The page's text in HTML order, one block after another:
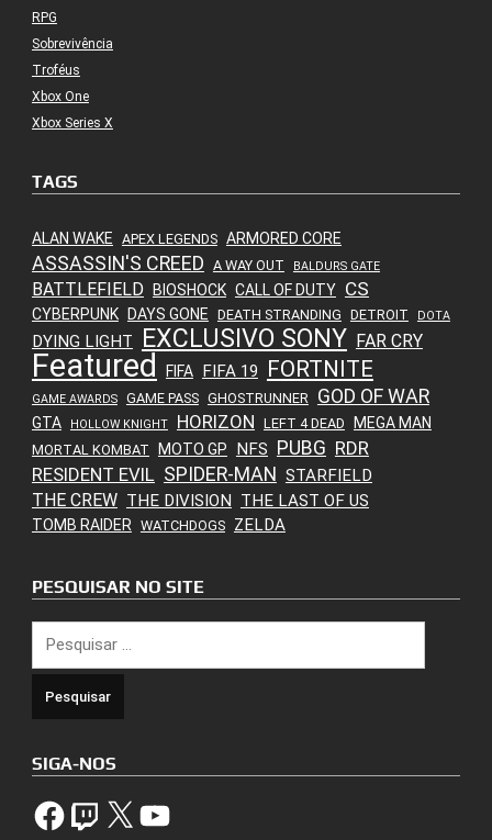
RPG
Sobrevivência
Troféus
Xbox One
Xbox Series X
TAGS
ALAN WAKE APEX LEGENDS ARMORED CORE
ASSASSIN'S CREED A WAY OUT BALDURS GATE
BATTLEFIELD BIOSHOCK CALL OF DUTY CS
CYBERPUNK DAYS GONE DEATH STRANDING DETROIT DOTA
DYING LIGHT EXCLUSIVO SONY FAR CRY
Featured FIFA FIFA 19 FORTNITE
GAME AWARDS GAME PASS GHOSTRUNNER GOD OF WAR
GTA HOLLOW KNIGHT HORIZON LEFT 4 DEAD MEGA MAN
MORTAL KOMBAT MOTO GP NFS PUBG RDR
RESIDENT EVIL SPIDER-MAN STARFIELD
THE CREW THE DIVISION THE LAST OF US
TOMB RAIDER WATCHDOGS ZELDA
PESQUISAR NO SITE
por:
SIGA-NOS
FacebookTwitch X YouTube